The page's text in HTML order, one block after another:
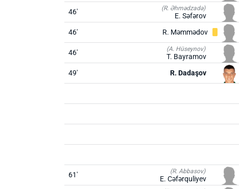
46'
(R. Əhmədzadə)
E. Səfərov
46'
R. Məmmədov
46' (A. Hüseynov)
T. Bayramov
49'
R. Dadaşov
61' (R. Abbasov)
E. Cəfərquliyev